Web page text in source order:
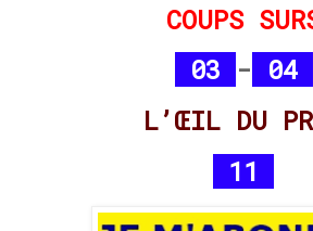
COUPS
03 - 04
L’ŒIL DU
11